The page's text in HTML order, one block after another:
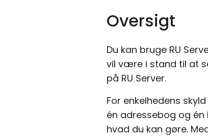
Oversigt
Du kan bruge RU
vil være i stand til at
på RU Server.
For enkelhedens
én adressebog og
hvad du kan gøre.